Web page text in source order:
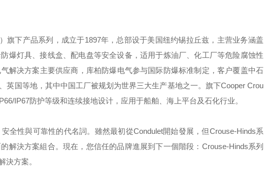
旗下产品系列，成立于1897年，总部设于美国纽约锡拉丘兹，主营业务涵盖
爆灯具、接线盒、配电盘等安全设备，适用于炼油厂、化工厂等危险腐蚀性
解决方案主要供应商，库柏防爆电气参与国际防爆标准制定，客户覆盖中石
英国等地，其中中国工厂被规划为世界三大生产基地之一。旗下Cooper Crou
IP67防护等级和连续接地设计，应用于船舶、海上平台及石化行业。
全性與可靠性的代名詞。雖然最初從Condulet開始發展，但Crouse-Hinds系
解決方案組合。現在，您信任的品牌進展到下一個階段： Crouse-Hinds系列
決方案。